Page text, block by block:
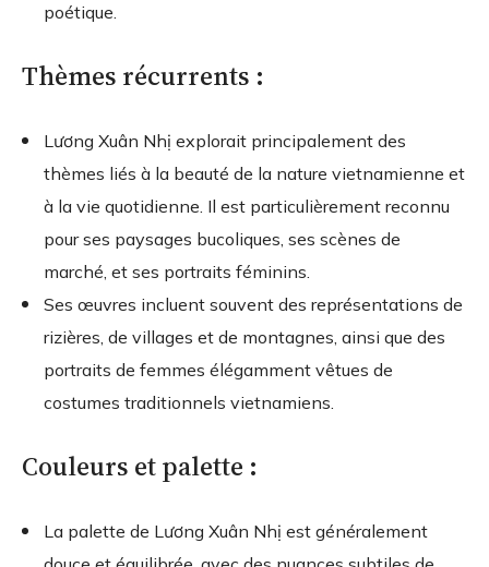
poétique.
Thèmes récurrents :
Lương Xuân Nhị explorait principalement des
thèmes liés à la beauté de la nature vietnamienne et
à la vie quotidienne. Il est particulièrement reconnu
pour ses paysages bucoliques, ses scènes de
marché, et ses portraits féminins.
Ses œuvres incluent souvent des représentations de
rizières, de villages et de montagnes, ainsi que des
portraits de femmes élégamment vêtues de
costumes traditionnels vietnamiens.
Couleurs et palette :
La palette de Lương Xuân Nhị est généralement